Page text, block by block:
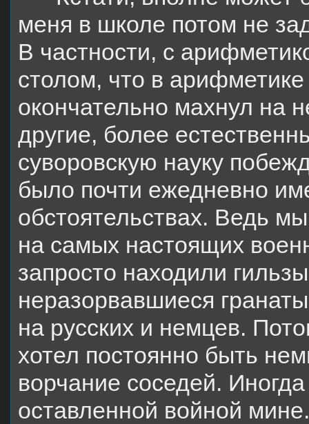
меня в школе потом не
В частности, с
столом, что в арифметике
окончательно махнул на
другие, более
суворовскую науку
было почти ежедневно
обстоятельствах. Ведь
на самых настоящих
запросто находили
неразорвавшиеся
на русских и немцев.
хотел постоянно быть
ворчание соседей.
оставленной войной мине.